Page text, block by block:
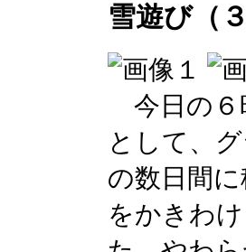
雪遊び（
今日の６
として、
の数日間
をかきわ